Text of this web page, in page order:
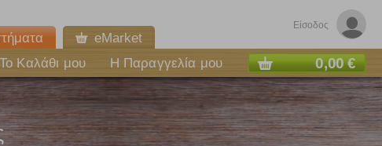
Είσοδος
eMarket
Το Καλάθι μου Η Παραγγελία μου 0,00 €